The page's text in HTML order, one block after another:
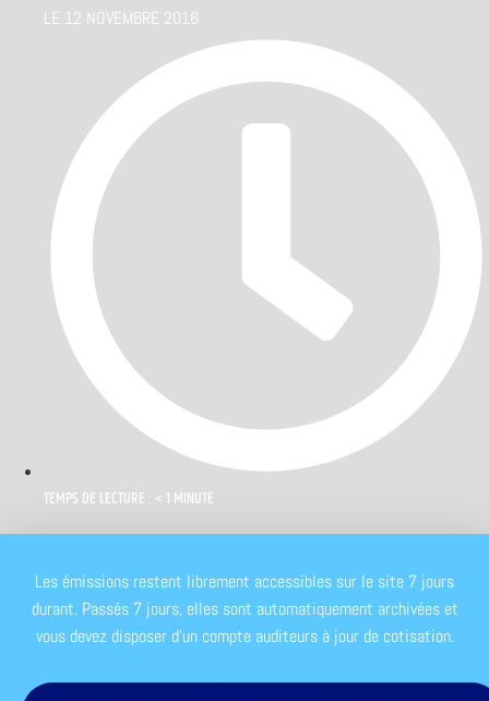
LE 12 NOVEMBRE 2016
TEMPS DE LECTURE : < 1 MINUTE
Les émissions restent librement accessibles sur le site 7 jours
durant. Passés 7 jours, elles sont automatiquement archivées et
vous devez disposer d'un compte auditeurs à jour de cotisation.